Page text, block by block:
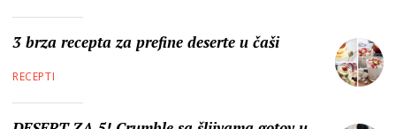
3 brza recepta za prefine deserte u čaši
RECEPTI